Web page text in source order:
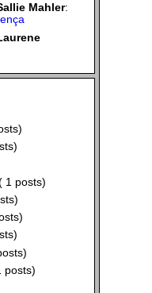
Mahler:
1 posts)
posts)